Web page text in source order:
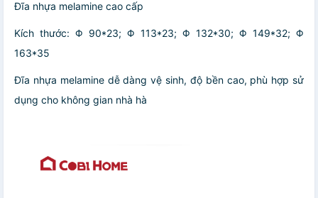
Đĩa nhựa melamine cao cấp
Kích thước: Φ 90*23; Φ 113*23; Φ 132*30; Φ 149*32; Φ
163*35
Đĩa nhựa melamine dễ dàng vệ sinh, độ bền cao, phù hợp sử
dụng cho không gian nhà hà